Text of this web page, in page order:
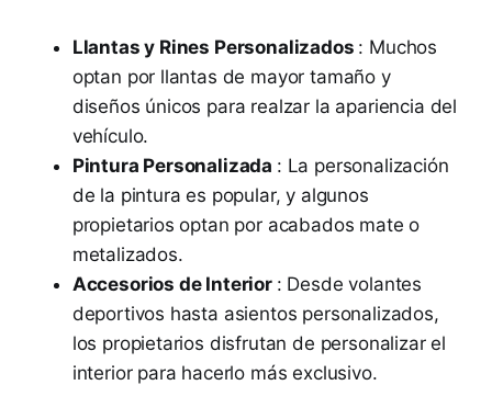
Llantas y Rines Personalizados : Muchos
optan por llantas de mayor tamaño y
diseños únicos para realzar la apariencia del
vehículo.
Pintura Personalizada : La personalización
de la pintura es popular, y algunos
propietarios optan por acabados mate o
metalizados.
Accesorios de Interior : Desde volantes
deportivos hasta asientos personalizados,
los propietarios disfrutan de personalizar el
interior para hacerlo más exclusivo.